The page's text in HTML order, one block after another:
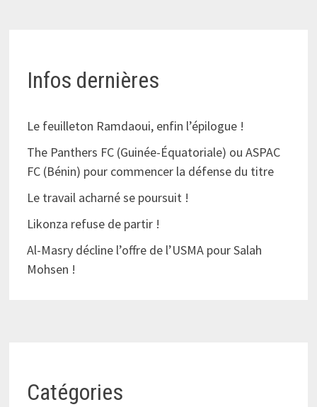
Infos dernières
Le feuilleton Ramdaoui, enfin l’épilogue !
The Panthers FC (Guinée-Équatoriale) ou ASPAC
FC (Bénin) pour commencer la défense du titre
Le travail acharné se poursuit !
Likonza refuse de partir !
Al-Masry décline l’offre de l’USMA pour Salah
Mohsen !
Catégories